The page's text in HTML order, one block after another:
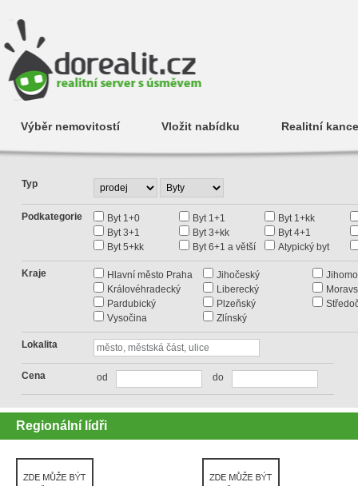
Výběr nemovitostí Vložit nabídku Realitní
Typ
Podkategorie Byt 1+0 Byt 1+1
Byt 1+kk
Byt 3+1
Byt 3+kk
Byt 4+1
Byt 5+kk
Byt 6+1 a větší Atypický byt
Kraje Hlavní město Praha Jihočeský
Královéhradecký
Liberecký
Pardubický
Plzeňský
Vysočina
Zlínský
Lokalita
Cena od do
Regionální lídři